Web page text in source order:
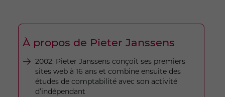
À propos de Pieter Janssens
2002: Pieter Janssens conçoit ses premiers
sites web à 16 ans et combine ensuite des
études de comptabilité avec son activité
d’indépendant